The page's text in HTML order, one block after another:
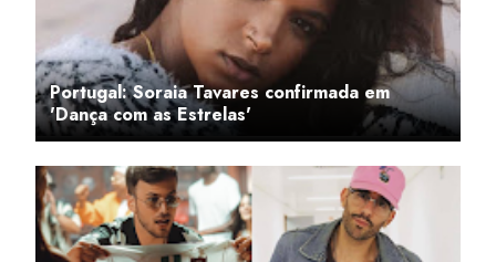
Portugal: Soraia Tavares confirmada em
'Dança com as Estrelas'